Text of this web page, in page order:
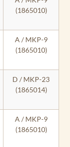
(1865010)
A / MKP-9
(1865010)
D / MKP-23
(1865014)
A / MKP-9
(1865010)